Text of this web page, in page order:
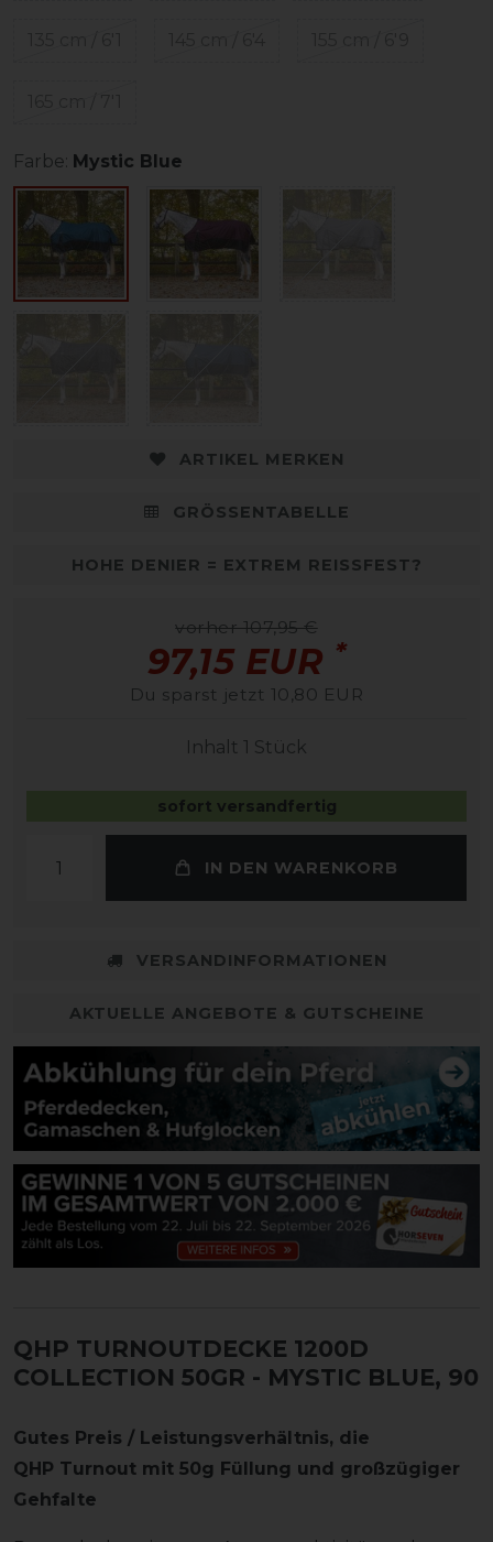
Farbe: Mystic Blue
ARTIKEL MERKEN
GRÖSSENTABELLE
HOHE DENIER = EXTREM REISSFEST?
vorher 107,95 €
97,15 EUR *
Du sparst jetzt 10,80 EUR
Inhalt 1 Stück
sofort versandfertig
IN DEN WARENKORB
VERSANDINFORMATIONEN
AKTUELLE ANGEBOTE & GUTSCHEINE
QHP TURNOUTDECKE 1200D
COLLECTION 50GR - MYSTIC BLUE, 90
Gutes Preis / Leistungsverhältnis, die
QHP Turnout mit 50g Füllung und großzügiger
Gehfalte